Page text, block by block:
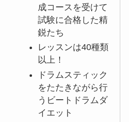
成コースを受けて
試験に合格した精
鋭たち
レッスンは40種類
以上！
ドラムスティック
をたたきながら行
うビートドラムダ
イエット